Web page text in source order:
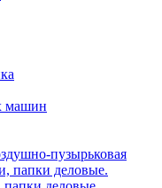
машин
пузырьковая
папки деловые.